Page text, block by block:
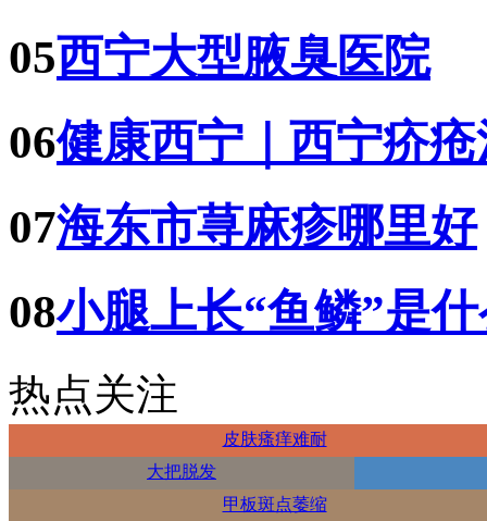
05西宁大型腋臭医院
06健康西宁｜西宁疥
07海东市荨麻疹哪里好
08小腿上长“鱼鳞”是
热点关注
皮肤瘙痒难耐
大把脱发
甲板斑点萎缩